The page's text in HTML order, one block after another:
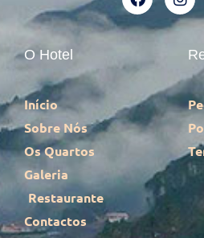
O Hotel
Início
Sobre Nós
Os Quartos
Galeria
Restaurante
Contactos